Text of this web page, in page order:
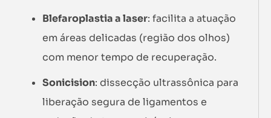
Blefaroplastia a laser: facilita a atuação
em áreas delicadas (região dos olhos)
com menor tempo de recuperação.
Sonicision: dissecção ultrassônica para
liberação segura de ligamentos e